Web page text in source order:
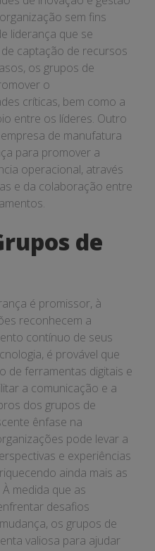
sem fins
liderança que se
captação de recursos
os grupos de
o
críticas, bem como a
entre os líderes. Outro
de manufatura
para promover a
operacional, através
e da colaboração entre
de
é promissor, à
reconhecem a
contínuo de seus
é provável que
de ferramentas digitais e
a comunicação e a
dos grupos de
ênfase na
pode levar a
e experiências
ainda mais as
medida que as
desafios
os grupos de
valiosa para ajudar